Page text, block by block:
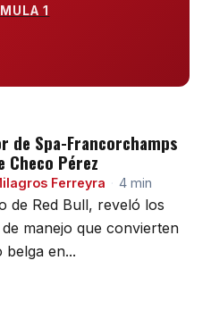
1
Spa-Francorchamps
Pérez
Ferreyra · 4 min
de Red Bull, reveló los
manejo que convierten
en...